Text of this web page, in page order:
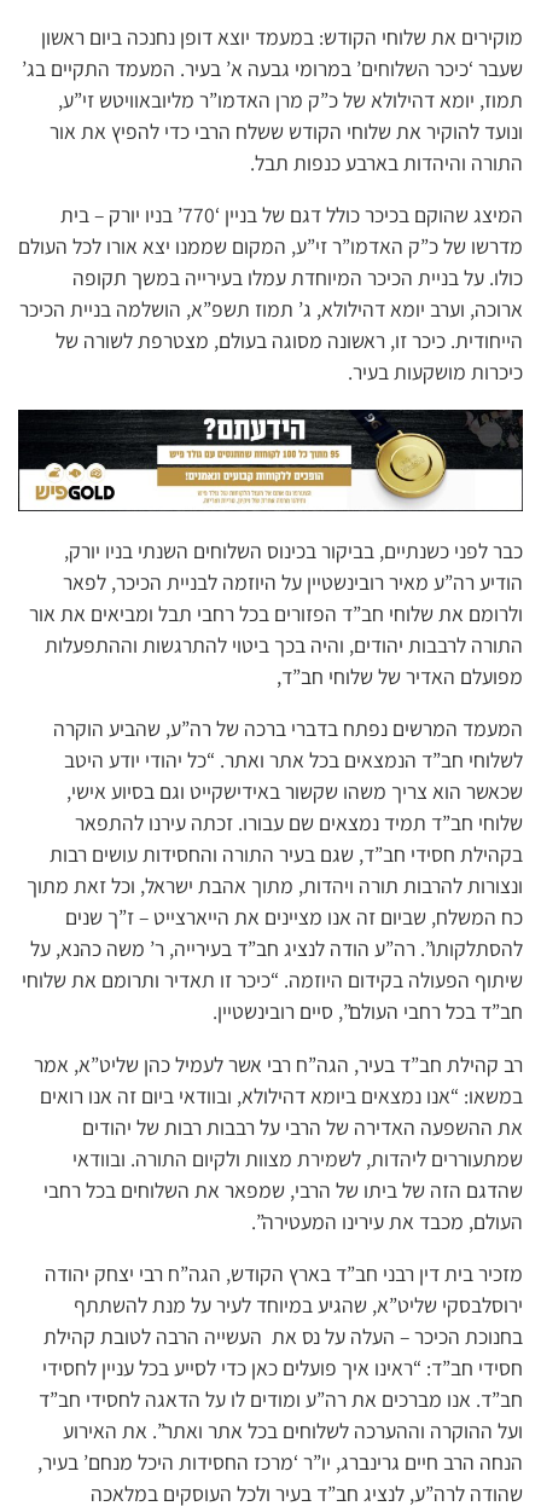
מוקירים את שלוחי הקודש: במעמד יוצא דופן נחנכה ביום ראשון
שעבר ‘כיכר השלוחים’ במרומי גבעה א’ בעיר. המעמד התקיים בג’
תמוז, יומא דהילולא של כ”ק מרן האדמו”ר מליובאוויטש זי”ע,
ונועד להוקיר את שלוחי הקודש ששלח הרבי כדי להפיץ את אור
התורה והיהדות בארבע כנפות תבל.
המיצג שהוקם בכיכר כולל דגם של בניין ‘770’ בניו יורק – בית
מדרשו של כ”ק האדמו”ר זי”ע, המקום שממנו יצא אורו לכל העולם
כולו. על בניית הכיכר המיוחדת עמלו בעירייה במשך תקופה
ארוכה, וערב יומא דהילולא, ג’ תמוז תשפ”א, הושלמה בניית הכיכר
הייחודית. כיכר זו, ראשונה מסוגה בעולם, מצטרפת לשורה של
כיכרות מושקעות בעיר.
כבר לפני כשנתיים, בביקור בכינוס השלוחים השנתי בניו יורק,
הודיע רה”ע מאיר רובינשטיין על היוזמה לבניית הכיכר, לפאר
ולרומם את שלוחי חב”ד הפזורים בכל רחבי תבל ומביאים את אור
התורה לרבבות יהודים, והיה בכך ביטוי להתרגשות וההתפעלות
מפועלם האדיר של שלוחי חב”ד,
המעמד המרשים נפתח בדברי ברכה של רה”ע, שהביע הוקרה
לשלוחי חב”ד הנמצאים בכל אתר ואתר. “כל יהודי יודע היטב
שכאשר הוא צריך משהו שקשור באידישקייט וגם בסיוע אישי,
שלוחי חב”ד תמיד נמצאים שם עבורו. זכתה עירנו להתפאר
בקהילת חסידי חב”ד, שגם בעיר התורה והחסידות עושים רבות
ונצורות להרבות תורה ויהדות, מתוך אהבת ישראל, וכל זאת מתוך
כח המשלח, שביום זה אנו מציינים את הייארצייט – ז”ך שנים
להסתלקותו”. רה”ע הודה לנציג חב”ד בעירייה, ר’ משה כהנא, על
שיתוף הפעולה בקידום היוזמה. “כיכר זו תאדיר ותרומם את שלוחי
חב”ד בכל רחבי העולם”, סיים רובינשטיין.
רב קהילת חב”ד בעיר, הגה”ח רבי אשר לעמיל כהן שליט”א, אמר
במשאו: “אנו נמצאים ביומא דהילולא, ובוודאי ביום זה אנו רואים
את ההשפעה האדירה של הרבי על רבבות רבות של יהודים
שמתעוררים ליהדות, לשמירת מצוות ולקיום התורה. ובוודאי
שהדגם הזה של ביתו של הרבי, שמפאר את השלוחים בכל רחבי
העולם, מכבד את עירינו המעטירה”.
מזכיר בית דין רבני חב”ד בארץ הקודש, הגה”ח רבי יצחק יהודה
ירוסלבסקי שליט”א, שהגיע במיוחד לעיר על מנת להשתתף
בחנוכת הכיכר – העלה על נס את העשייה הרבה לטובת קהילת
חסידי חב”ד: “ראינו איך פועלים כאן כדי לסייע בכל עניין לחסידי
חב”ד. אנו מברכים את רה”ע ומודים לו על הדאגה לחסידי חב”ד
ועל ההוקרה וההערכה לשלוחים בכל אתר ואתר”. את האירוע
הנחה הרב חיים גרינברג, יו”ר ‘מרכז החסידות היכל מנחם’ בעיר,
שהודה לרה”ע, לנציג חב”ד בעיר ולכל העוסקים במלאכה